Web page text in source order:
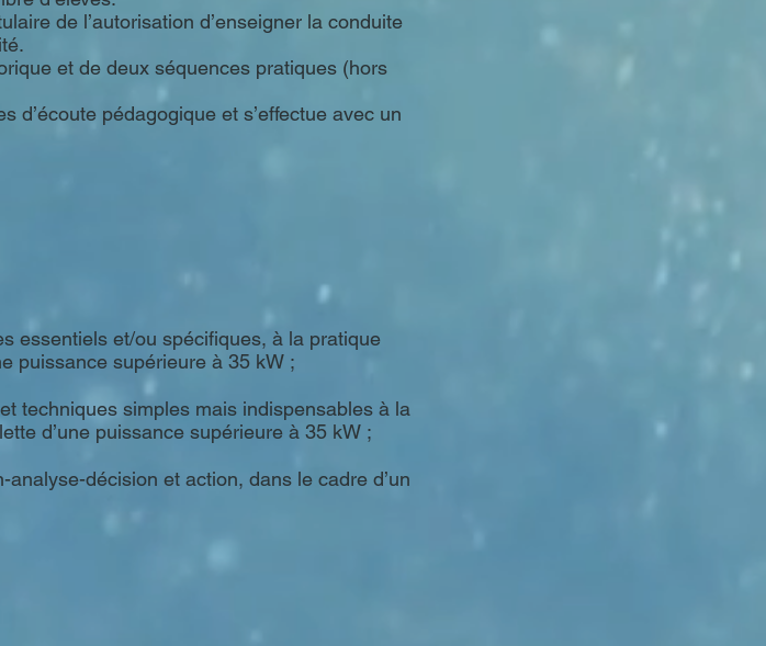
de l’autorisation d’enseigner la conduite
et de deux séquences pratiques (hors
d’écoute pédagogique et s’effectue avec un
essentiels et/ou spécifiques, à la pratique
puissance supérieure à 35 kW ;
techniques simples mais indispensables à la
d’une puissance supérieure à 35 kW ;
décision et action, dans le cadre d’un